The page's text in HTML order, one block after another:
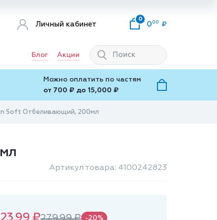
Личный кабинет
0
0 00
Блог Акции
Можно оплатить по частям
от 700 ₽ до 15,000 ₽
Soft Отбеливающий, 200мл
Артикул товара: 4100242823
₽279.99 ₽ -20%